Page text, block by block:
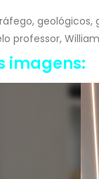
professor,
imagens: